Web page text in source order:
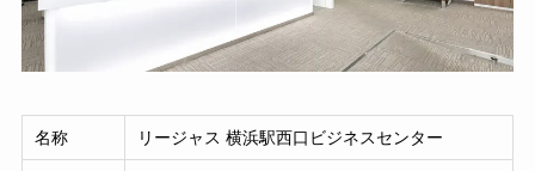
名称 リージャス 横浜駅西口ビジネスセンター